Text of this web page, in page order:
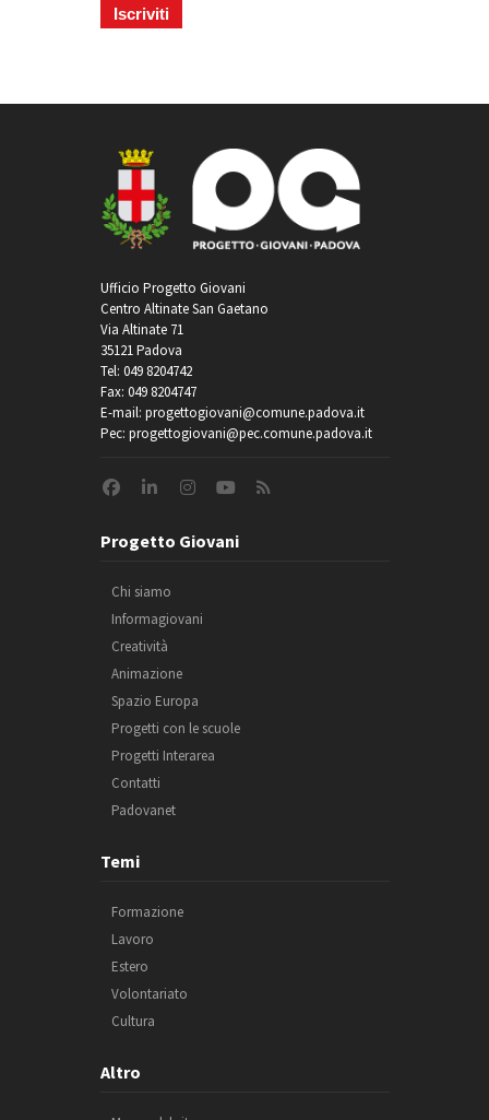
Ufficio Progetto Giovani
Centro Altinate San Gaetano
Via Altinate 71
35121 Padova
Tel: 049 8204742
Fax: 049 8204747
E-mail: progettogiovani@comune.padova.it
Pec: progettogiovani@pec.comune.padova.it
Progetto Giovani
Chi siamo
Informagiovani
Creatività
Animazione
Spazio Europa
Progetti con le scuole
Progetti Interarea
Contatti
Padovanet
Temi
Formazione
Lavoro
Estero
Volontariato
Cultura
Altro